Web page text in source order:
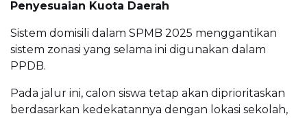
Penyesuaian Kuota Daerah
Sistem domisili dalam SPMB 2025 menggantikan
sistem zonasi yang selama ini digunakan dalam
PPDB.
Pada jalur ini, calon siswa tetap akan diprioritaskan
berdasarkan kedekatannya dengan lokasi sekolah,